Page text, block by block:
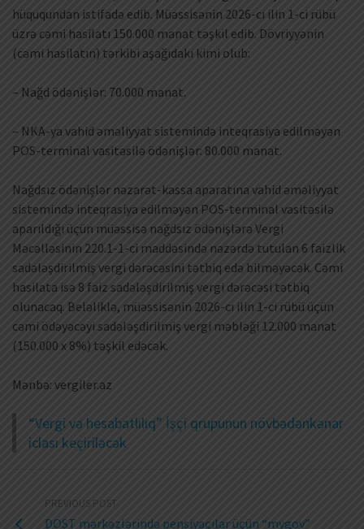
hüququndan istifadə edib. Müəssisənin 2026-cı ilin 1-ci rübü
üzrə cəmi hasilatı 150.000 manat təşkil edib. Dövriyyənin
(cəmi hasilatın) tərkibi aşağıdakı kimi olub:
– Nağd ödənişlər: 70.000 manat.
– NKA-ya vahid əməliyyat sistemində inteqrasiya edilməyən
POS-terminal vasitəsilə ödənişlər: 80.000 manat.
Nağdsız ödənişlər nəzarət-kassa aparatına vahid əməliyyat
sistemində inteqrasiya edilməyən POS-terminal vasitəsilə
aparıldığı üçün müəssisə nağdsız ödənişlərə Vergi
Məcəlləsinin 220.1-1-ci maddəsində nəzərdə tutulan 6 faizlik
sadələşdirilmiş vergi dərəcəsini tətbiq edə bilməyəcək. Cəmi
hasilata isə 8 faiz sadələşdirilmiş vergi dərəcəsi tətbiq
olunacaq. Beləliklə, müəssisənin 2026-cı ilin 1-ci rübü üçün
cəmi ödəyəcəyi sadələşdirilmiş vergi məbləği 12.000 manat
(150.000 x 8%) təşkil edəcək.
Mənbə: vergiler.az
“Vergi və hesabatlılıq” İşçi qrupunun növbədənkənar
iclası keçiriləcək
PREVIOUS POST
DOST mərkəzlərində pensiyaçılar üçün “mygov”